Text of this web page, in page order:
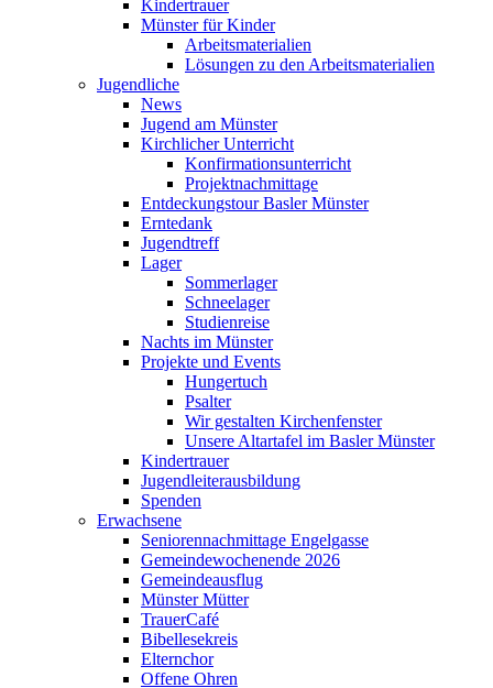
Kindertrauer
Münster für Kinder
Arbeitsmaterialien
Lösungen zu den Arbeitsmaterialien
Jugendliche
News
Jugend am Münster
Kirchlicher Unterricht
Konfirmationsunterricht
Projektnachmittage
Entdeckungstour Basler Münster
Erntedank
Jugendtreff
Lager
Sommerlager
Schneelager
Studienreise
Nachts im Münster
Projekte und Events
Hungertuch
Psalter
Wir gestalten Kirchenfenster
Unsere Altartafel im Basler Münster
Kindertrauer
Jugendleiterausbildung
Spenden
Erwachsene
Seniorennachmittage Engelgasse
Gemeindewochenende 2026
Gemeindeausflug
Münster Mütter
TrauerCafé
Bibellesekreis
Elternchor
Offene Ohren